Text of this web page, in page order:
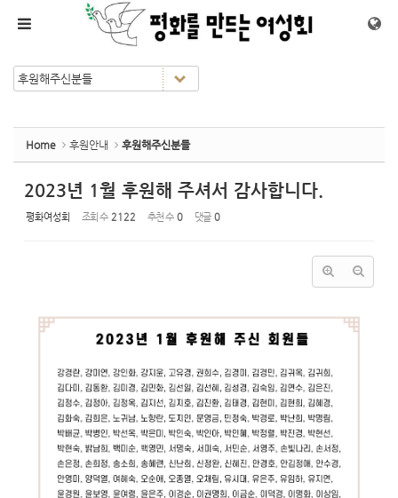
Home 후원안내 후원해주신분들
2023년 1월 후원해 주셔서 감사합니다.
평화여성회 조회 수 2122 추천 수 0 댓글 0